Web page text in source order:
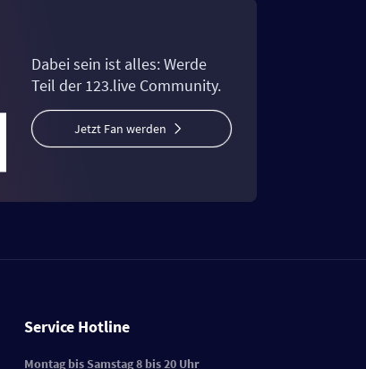
Dabei sein ist alles: Werde
Teil der 123.live Community.
Jetzt Fan werden
Service Hotline
Montag bis Samstag 8 bis 20 Uhr